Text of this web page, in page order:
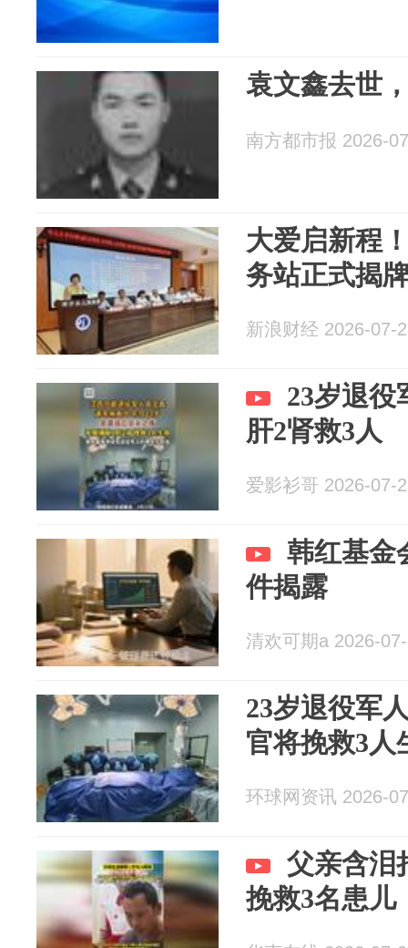
袁文鑫去世
南方都市报 2026-
大爱启新程
务站正式揭
新浪财经 2026-07-
23岁退役
肝2肾救3人
爱影衫哥 2026-07-
韩红基金
件揭露
清欢可期a 2026-
23岁退役军
官将挽救3人
环球网资讯 2026-
父亲含泪
挽救3名患儿